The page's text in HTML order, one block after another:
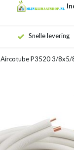
Snelle levering
Aircotube P3520 3/8x5/